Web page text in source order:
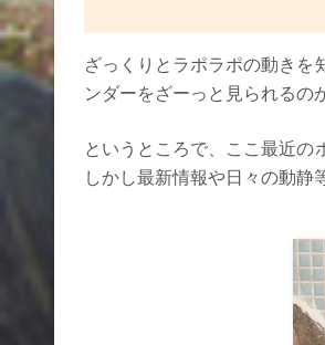
ざっくりとラポラポの動きを
ンダーをざーっと見られるの
というところで、ここ最近の
しかし最新情報や日々の動静